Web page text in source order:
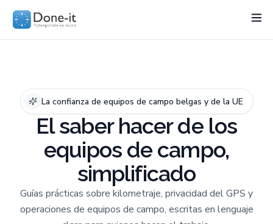
La confianza de equipos de campo belgas y de la UE
El saber hacer de los
equipos de campo,
simplificado
Guías prácticas sobre kilometraje, privacidad del GPS y
operaciones de equipos de campo, escritas en lenguaje